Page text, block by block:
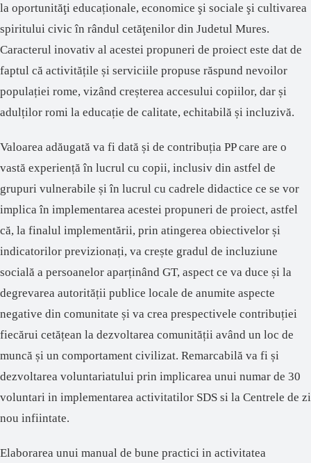
la oportunităţi educaționale, economice şi sociale şi cultivarea
spiritului civic în rândul cetăţenilor din Judetul Mures.
Caracterul inovativ al acestei propuneri de proiect este dat de
faptul că activitățile și serviciile propuse răspund nevoilor
populației rome, vizând creșterea accesului copiilor, dar și
adulților romi la educație de calitate, echitabilă și incluzivă.
Valoarea adăugată va fi dată și de contribuția PP care are o
vastă experiență în lucrul cu copii, inclusiv din astfel de
grupuri vulnerabile și în lucrul cu cadrele didactice ce se vor
implica în implementarea acestei propuneri de proiect, astfel
că, la finalul implementării, prin atingerea obiectivelor și
indicatorilor previzionați, va crește gradul de incluziune
socială a persoanelor aparținând GT, aspect ce va duce și la
degrevarea autorității publice locale de anumite aspecte
negative din comunitate și va crea prespectivele contribuției
fiecărui cetățean la dezvoltarea comunității având un loc de
muncă și un comportament civilizat. Remarcabilă va fi și
dezvoltarea voluntariatului prin implicarea unui numar de 30
voluntari in implementarea activitatilor SDS si la Centrele de zi
nou infiintate.
Elaborarea unui manual de bune practici in activitatea